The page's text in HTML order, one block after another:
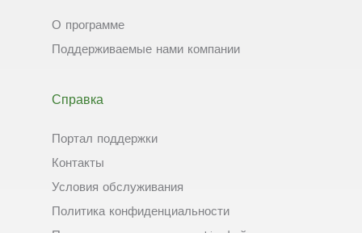
О программе
Поддерживаемые нами компании
Справка
Портал поддержки
Контакты
Условия обслуживания
Политика конфиденциальности